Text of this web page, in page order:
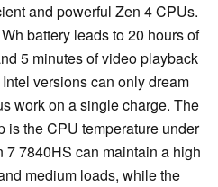
and powerful Zen 4 CPUs.
battery leads to 20 hours of
5 minutes of video playback
versions can only dream
work on a single charge. The
is the CPU temperature under
7 7840HS can maintain a high
medium loads, while the